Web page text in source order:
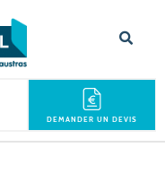
DEMANDER UN DEVIS